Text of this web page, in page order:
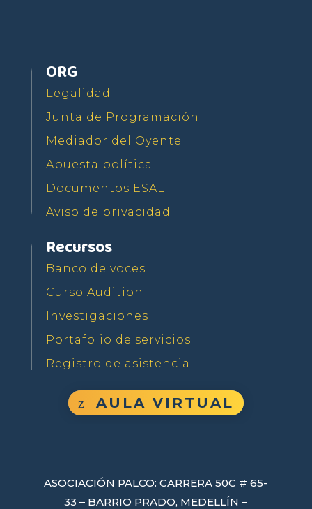
ORG
Legalidad
Junta de Programación
Mediador del Oyente
Apuesta política
Documentos ESAL
Aviso de privacidad
Recursos
Banco de voces
Curso Audition
Investigaciones
Portafolio de servicios
Registro de asistencia
AULA VIRTUAL
ASOCIACIÓN PALCO: CARRERA 50C # 65-
33 – BARRIO PRADO, MEDELLÍN –